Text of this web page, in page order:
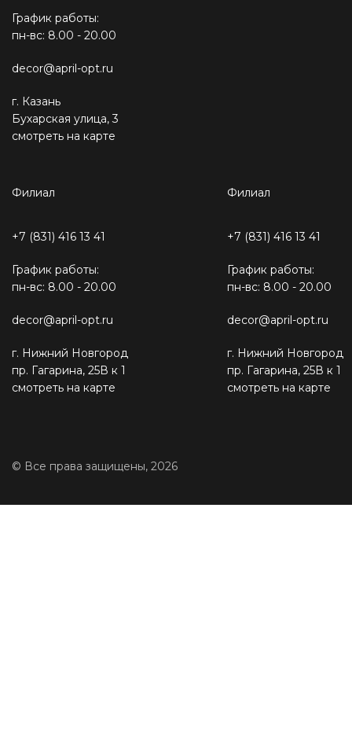
График работы:
пн-вс: 8.00 - 20.00
decor@april-opt.ru
г. Казань
Бухарская улица, 3
смотреть на карте
Филиал
+7 (831) 416 13 41
График работы:
пн-вс: 8.00 - 20.00
decor@april-opt.ru
г. Нижний Новгород
пр. Гагарина, 25В к 1
смотреть на карте
Филиал
+7 (831) 416 13 41
График работы:
пн-вс: 8.00 - 20.00
decor@april-opt.ru
г. Нижний Новгород
пр. Гагарина, 25В к 1
смотреть на карте
© Все права защищены, 2026